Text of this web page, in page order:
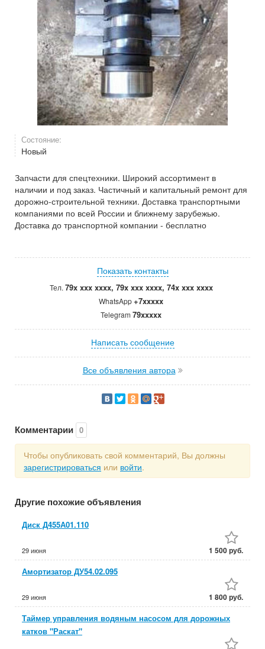
Состояние:
Новый
Запчасти для спецтехники. Широкий ассортимент в
наличии и под заказ. Частичный и капитальный ремонт для
дорожно-строительной техники. Доставка транспортными
компаниями по всей России и ближнему зарубежью.
Доставка до транспортной компании - бесплатно
Показать контакты
Тел. 79x xxx xxxx, 79x xxx xxxx, 74x xxx xxxx
WhatsApp+7xxxxx
Telegram 79xxxxx
Написать сообщение
Все объявления автора
Комментарии 0
Чтобы опубликовать свой комментарий, Вы должны
зарегистрироваться или войти.
Другие похожие объявления
Диск Д455А01.110
29 июня 1 500 руб.
Амортизатор ДУ54.02.095
29 июня 1 800 руб.
Таймер управления водяным насосом для дорожных
катков "Раскат"